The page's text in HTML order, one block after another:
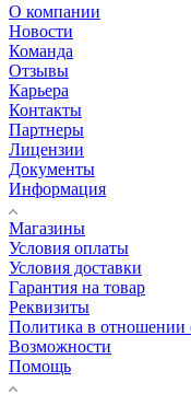
О компании
Новости
Команда
Отзывы
Карьера
Контакты
Партнеры
Лицензии
Документы
Информация
Магазины
Условия оплаты
Условия доставки
Гарантия на товар
Реквизиты
Политика в отношении
Возможности
Помощь